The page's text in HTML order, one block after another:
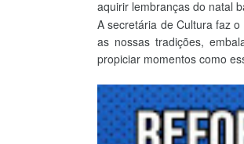
aquirir lembranças do natal
A secretária de Cultura faz
as nossas tradições,
propiciar momentos como